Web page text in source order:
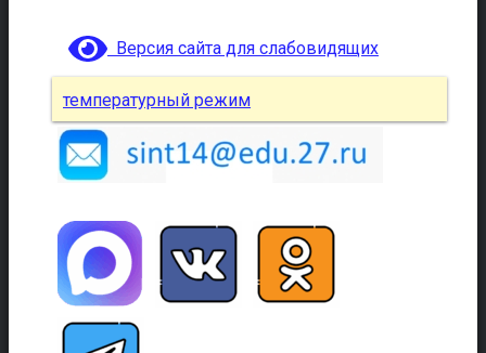
Версия сайта для слабовидящих
температурный режим